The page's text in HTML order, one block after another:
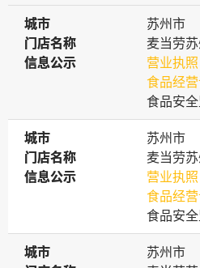
城市
城市
苏州市
门店名称
门店名称
麦当劳
信息公示
信息公示
营业执照
食品经
食品安
城市
城市
苏州市
门店名称
门店名称
麦当劳
信息公示
信息公示
营业执照
食品经
食品安
城市
城市
苏州市